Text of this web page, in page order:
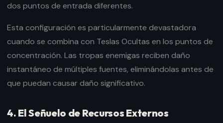
dos puntos de entrada diferentes.
Esta configuración es particularmente devastadora
cuando se combina con Teslas Ocultas en los puntos de
concentración. Las tropas enemigas reciben daño
instantáneo de múltiples fuentes, eliminándolas antes de
que puedan causar daño significativo.
4. El Señuelo de Recursos Externos